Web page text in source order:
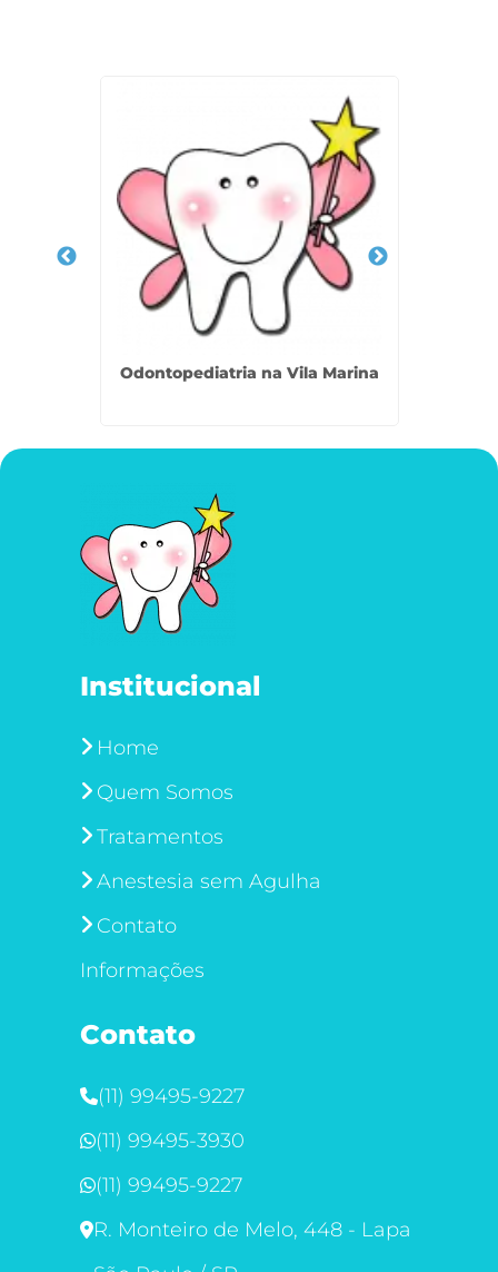
Odontopediatria na Vila Marina
Institucional
Home
Quem Somos
Tratamentos
Anestesia sem Agulha
Contato
Informações
Contato
(11) 99495-9227
(11) 99495-3930
(11) 99495-9227
R. Monteiro de Melo, 448 - Lapa